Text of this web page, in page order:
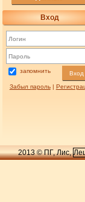
Вход
запомнить Вход
Забыл пароль|
2013 © ПГ, Лис,